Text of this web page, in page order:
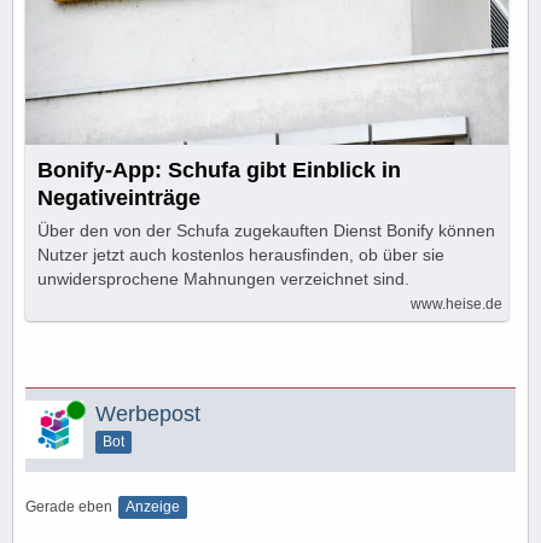
Bonify-App: Schufa gibt Einblick in
Negativeinträge
Über den von der Schufa zugekauften Dienst Bonify können
Nutzer jetzt auch kostenlos herausfinden, ob über sie
unwidersprochene Mahnungen verzeichnet sind.
www.heise.de
Online Werbepost
Bot
Gerade eben Anzeige